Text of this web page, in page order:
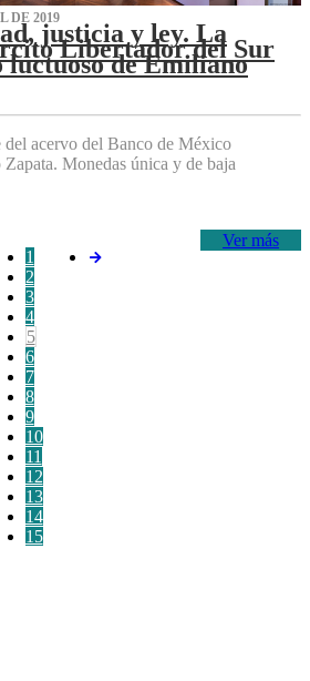
DE 2019
justicia y ley. La
Libertador del Sur
luctuoso de Emiliano
del acervo del Banco de México
Monedas única y de baja
Ver más
1
2
3
4
5
6
7
8
9
10
11
12
13
14
15